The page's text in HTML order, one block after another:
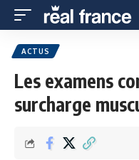
ACTUS
Les examens
surcharge